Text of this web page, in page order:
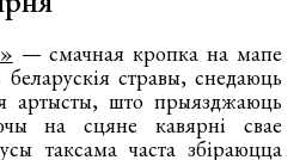
— смачная кропка на мапе
стравы, снедаюць
артысты, што прыязджаюць
на сцяне кавярні свае
таксама часта збіраюцца